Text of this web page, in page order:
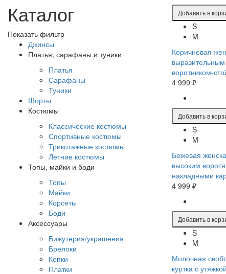
Каталог
Показать фильтр
Джинсы
Платья, сарафаны и туники
Платья
Сарафаны
Туники
Шорты
Костюмы
Классические костюмы
Спортивные костюмы
Трикотажные костюмы
Летние костюмы
Топы, майки и боди
Топы
Майки
Корсеты
Боди
Аксессуары
Бижутерия/украшения
Брелоки
Кепки
Платки
Добавить в
S
M
Коричневая
воротником-
4 999 ₽
Добавить в
S
M
Бежевая
высоким
накладными
4 999 ₽
Добавить в
S
M
Молочная
куртка с